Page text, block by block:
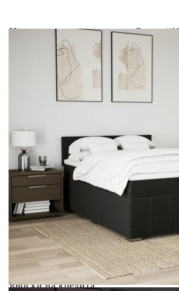
Материал:
Текстил
160 x 200 x
55 см
Материал на пълнежа:
Пяна
Дължина на захранващия кабел:
30 м
Материал за пълнеж:
Покет
Твърдост:
Средна
Купи на изплащане
Credit calculator
Боксспринг легло с матрак, черно,
Please select credit institution
Цена на продукта: €665.00
Extraction of information from credit
Предоставената таблица е с
Добавете продукта в количката си
количката" и при поръчка ще можете
вноски на кредита.